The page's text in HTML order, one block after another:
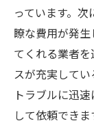
っています。
瞭な費用が発
てくれる業者
スが充実して
トラブルに迅
して依頼でき